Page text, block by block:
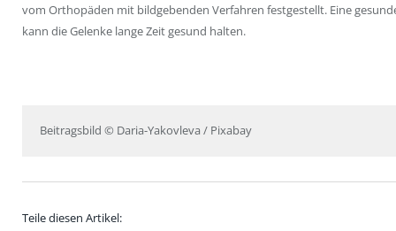
vom Orthopäden mit bildgebenden Verfahren festgestellt. Eine
kann die Gelenke lange Zeit gesund halten.
Beitragsbild © Daria-Yakovleva / Pixabay
Teile diesen Artikel: